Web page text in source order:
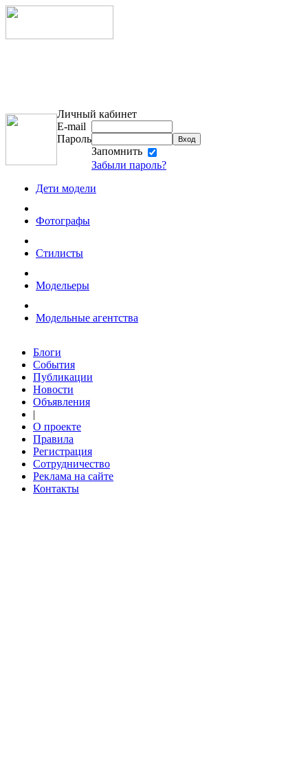
Личный кабинет
E-mail
Пароль
Запомнить
Забыли пароль?
Дети модели
Фотографы
Стилисты
Модельеры
Модельные агентства
Блоги
События
Публикации
Новости
Объявления
|
О проекте
Правила
Регистрация
Сотрудничество
Реклама на сайте
Контакты